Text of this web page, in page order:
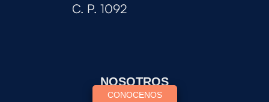
C. P. 1092
NOSOTROS
CONOCENOS